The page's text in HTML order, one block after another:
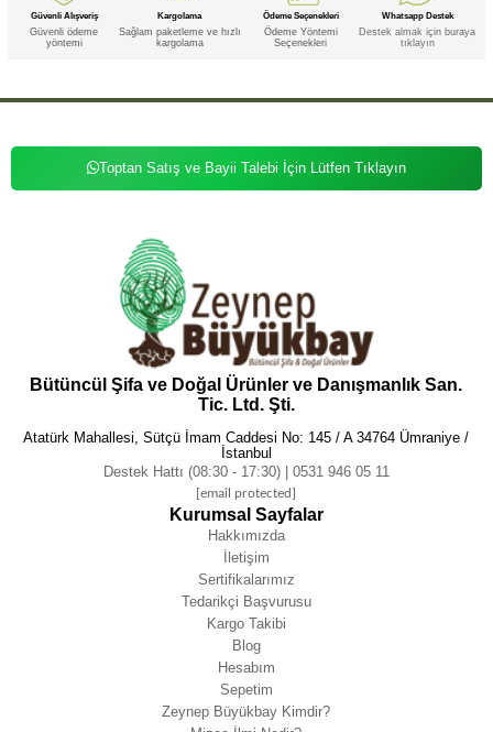
Güvenli Alışveriş
Güvenli ödeme
yöntemi
Kargolama
Sağlam paketleme ve hızlı
kargolama
Ödeme Seçenekleri
Ödeme Yöntemi
Seçenekleri
Whatsapp Destek
Destek almak için buraya
tıklayın
Toptan Satış ve Bayii Talebi İçin Lütfen Tıklayın
Bütüncül Şifa ve Doğal Ürünler ve Danışmanlık San.
Tic. Ltd. Şti.
Atatürk Mahallesi, Sütçü İmam Caddesi No: 145 / A 34764 Ümraniye /
İstanbul
Destek Hattı (08:30 - 17:30) | 0531 946 05 11
[email protected]
Kurumsal Sayfalar
Hakkımızda
İletişim
Sertifikalarımız
Tedarikçi Başvurusu
Kargo Takibi
Blog
Hesabım
Sepetim
Zeynep Büyükbay Kimdir?